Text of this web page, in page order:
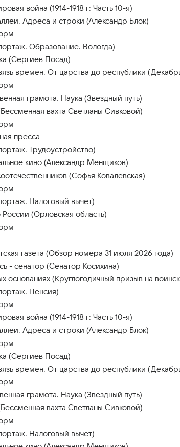
война (1914-1918 г: Часть 10-я)
Адреса и строки (Александр Блок)
Образование. Вологда)
(Сергиев Посад)
времен. От царства до республики
грамота. Наука (Звездный путь)
вахта Светланы Сивковой)
пресса
Трудоустройство)
кино (Александр Менщиков)
(Софья Ковалевская)
Налоговый вычет)
(Орловская область)
газета (Обзор номера 31 июля 2026 года)
- сенатор (Сенатор Косихина)
основаниях (Круглогодичный призыв на
Пенсия)
война (1914-1918 г: Часть 10-я)
Адреса и строки (Александр Блок)
(Сергиев Посад)
времен. От царства до республики
грамота. Наука (Звездный путь)
вахта Светланы Сивковой)
Налоговый вычет)